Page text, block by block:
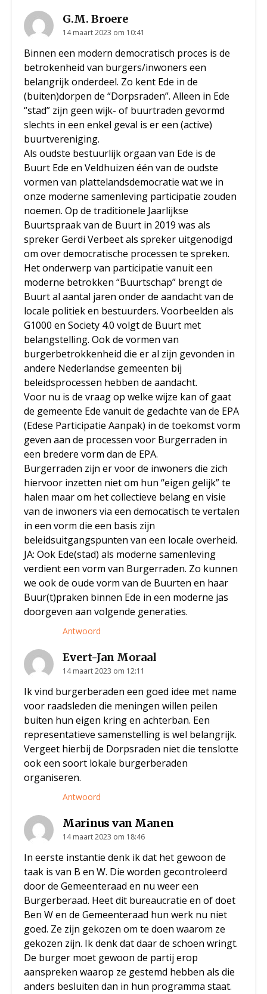
G.M. Broere
14 maart 2023 om 10:41
Binnen een modern democratisch proces is de
betrokenheid van burgers/inwoners een
belangrijk onderdeel. Zo kent Ede in de
(buiten)dorpen de “Dorpsraden”. Alleen in Ede
“stad” zijn geen wijk- of buurtraden gevormd
slechts in een enkel geval is er een (active)
buurtvereniging.
Als oudste bestuurlijk orgaan van Ede is de
Buurt Ede en Veldhuizen één van de oudste
vormen van plattelandsdemocratie wat we in
onze moderne samenleving participatie zouden
noemen. Op de traditionele Jaarlijkse
Buurtspraak van de Buurt in 2019 was als
spreker Gerdi Verbeet als spreker uitgenodigd
om over democratische processen te spreken.
Het onderwerp van participatie vanuit een
moderne betrokken “Buurtschap” brengt de
Buurt al aantal jaren onder de aandacht van de
locale politiek en bestuurders. Voorbeelden als
G1000 en Society 4.0 volgt de Buurt met
belangstelling. Ook de vormen van
burgerbetrokkenheid die er al zijn gevonden in
andere Nederlandse gemeenten bij
beleidsprocessen hebben de aandacht.
Voor nu is de vraag op welke wijze kan of gaat
de gemeente Ede vanuit de gedachte van de EPA
(Edese Participatie Aanpak) in de toekomst vorm
geven aan de processen voor Burgerraden in
een bredere vorm dan de EPA.
Burgerraden zijn er voor de inwoners die zich
hiervoor inzetten niet om hun “eigen gelijk” te
halen maar om het collectieve belang en visie
van de inwoners via een democatisch te vertalen
in een vorm die een basis zijn
beleidsuitgangspunten van een locale overheid.
JA: Ook Ede(stad) als moderne samenleving
verdient een vorm van Burgerraden. Zo kunnen
we ook de oude vorm van de Buurten en haar
Buur(t)praken binnen Ede in een moderne jas
doorgeven aan volgende generaties.
Antwoord
Evert-Jan Moraal
14 maart 2023 om 12:11
Ik vind burgerberaden een goed idee met name
voor raadsleden die meningen willen peilen
buiten hun eigen kring en achterban. Een
representatieve samenstelling is wel belangrijk.
Vergeet hierbij de Dorpsraden niet die tenslotte
ook een soort lokale burgerberaden
organiseren.
Antwoord
Marinus van Manen
14 maart 2023 om 18:46
In eerste instantie denk ik dat het gewoon de
taak is van B en W. Die worden gecontroleerd
door de Gemeenteraad en nu weer een
Burgerberaad. Heet dit bureaucratie en of doet
Ben W en de Gemeenteraad hun werk nu niet
goed. Ze zijn gekozen om te doen waarom ze
gekozen zijn. Ik denk dat daar de schoen wringt.
De burger moet gewoon de partij erop
aanspreken waarop ze gestemd hebben als die
anders besluiten dan in hun programma staat.